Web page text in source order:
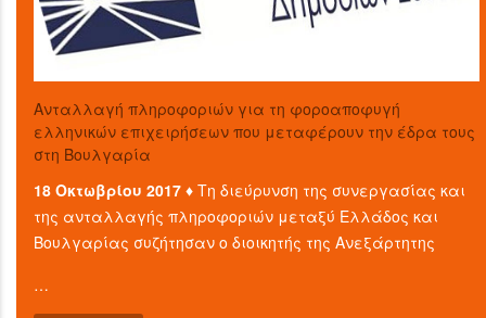
Aνταλλαγή πληροφοριών για τη φοροαποφυγή
ελληνικών επιχειρήσεων που μεταφέρουν την έδρα τους
στη Βουλγαρία
18 Οκτωβρίου 2017 ♦Τη διεύρυνση της συνεργασίας και
της ανταλλαγής πληροφοριών μεταξύ Ελλάδος και
Βουλγαρίας συζήτησαν ο διοικητής της Ανεξάρτητης
…